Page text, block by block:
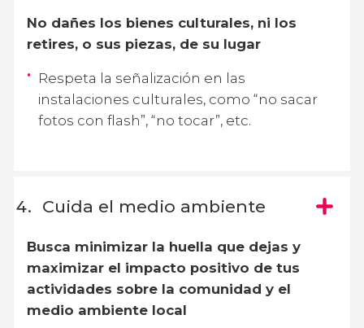
No dañes los bienes culturales, ni los
retires, o sus piezas, de su lugar
Respeta la señalización en las
instalaciones culturales, como “no sacar
fotos con flash”, “no tocar”, etc.
Cuida el medio ambiente
Busca minimizar la huella que dejas y
maximizar el impacto positivo de tus
actividades sobre la comunidad y el
medio ambiente local